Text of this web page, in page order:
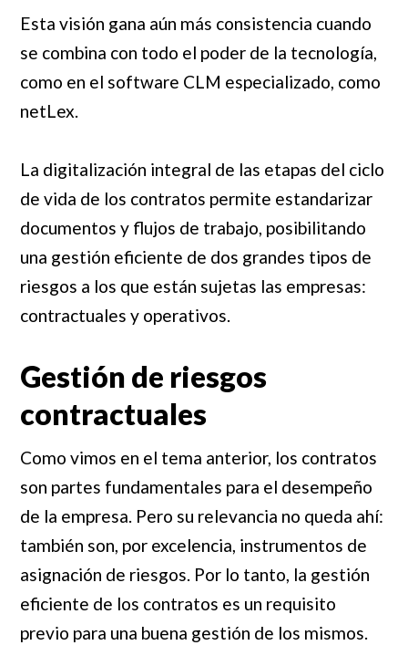
Esta visión gana aún más consistencia cuando
se combina con todo el poder de la tecnología,
como en el software CLM especializado, como
netLex.
La digitalización integral de las etapas del ciclo
de vida de los contratos permite estandarizar
documentos y flujos de trabajo, posibilitando
una gestión eficiente de dos grandes tipos de
riesgos a los que están sujetas las empresas:
contractuales y operativos.
Gestión de riesgos
contractuales
Como vimos en el tema anterior, los contratos
son partes fundamentales para el desempeño
de la empresa. Pero su relevancia no queda ahí:
también son, por excelencia, instrumentos de
asignación de riesgos. Por lo tanto, la gestión
eficiente de los contratos es un requisito
previo para una buena gestión de los mismos.